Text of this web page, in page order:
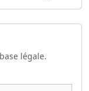
légale.